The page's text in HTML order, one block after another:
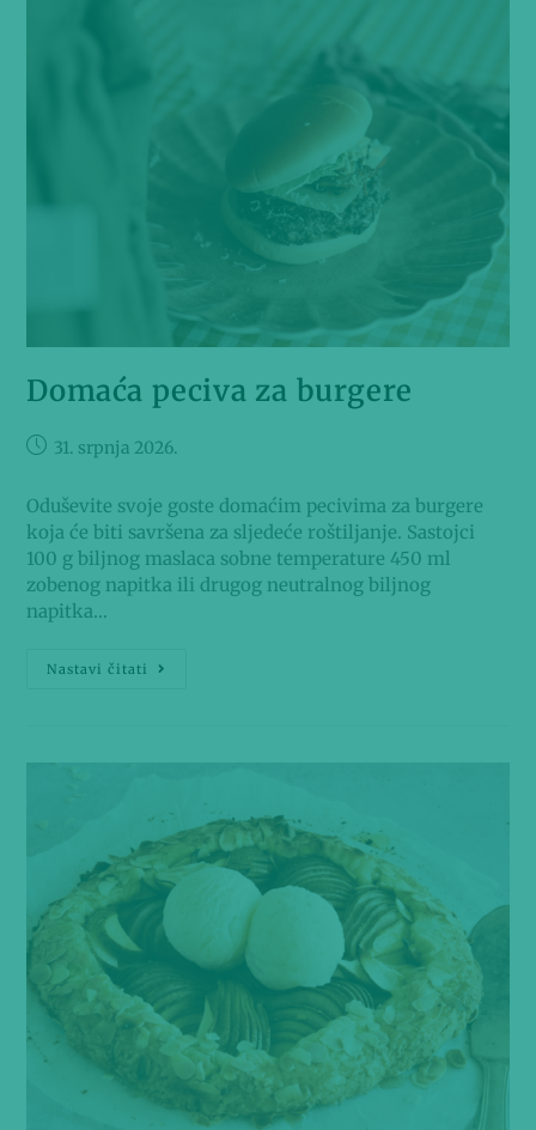
Domaća peciva za burgere
31. srpnja 2026.
Oduševite svoje goste domaćim pecivima za burgere
koja će biti savršena za sljedeće roštiljanje. Sastojci
100 g biljnog maslaca sobne temperature 450 ml
zobenog napitka ili drugog neutralnog biljnog
napitka…
Nastavi čitati